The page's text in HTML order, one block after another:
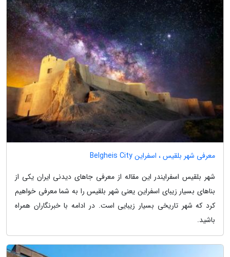
معرفی شهر بلقیس ، اسفراین Belgheis City
شهر بلقیس اسفرایندر این مقاله از معرفی جاهای دیدنی ایران یکی از
بناهای بسیار زیبای اسفراین یعنی شهر بلقیس را به شما معرفی خواهیم
کرد که شهر تاریخی بسیار زیبایی است. در ادامه با خبرنگاران همراه
باشید.